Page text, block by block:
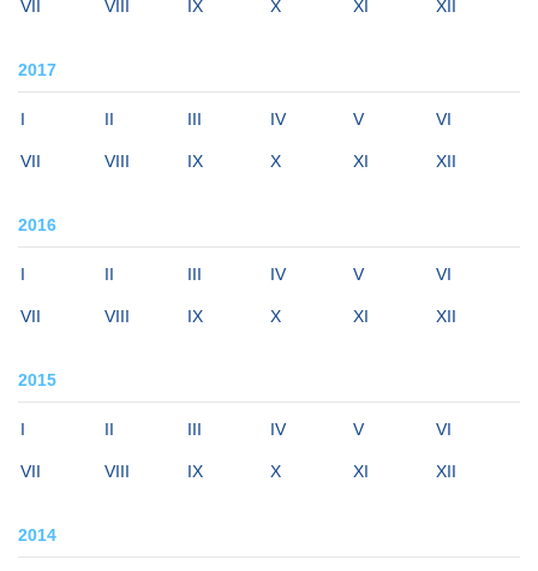
VII VIII IX X XI XII
2017
I II III IV V VI
VII VIII IX X XI XII
2016
I II III IV V VI
VII VIII IX X XI XII
2015
I II III IV V VI
VII VIII IX X XI XII
2014